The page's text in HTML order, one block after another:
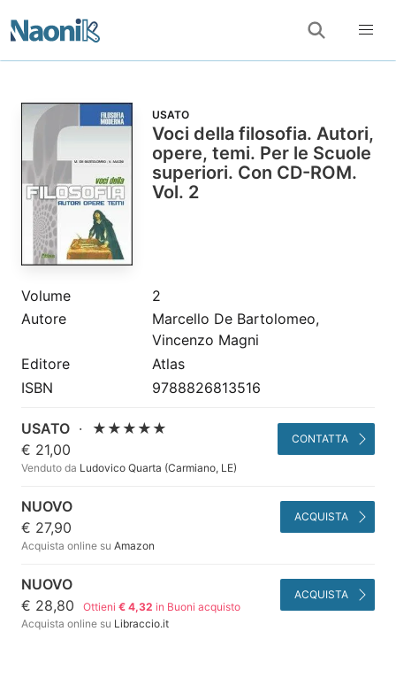
USATO
Voci della filosofia. Autori,
opere, temi. Per le Scuole
superiori. Con CD-ROM.
Vol. 2
Volume
2
Autore
Marcello De Bartolomeo,
Vincenzo Magni
Editore
Atlas
ISBN
9788826813516
USATO ·
★★★★★
€ 21,00
Venduto da Ludovico Quarta (Carmiano, LE)
CONTATTA
NUOVO
€ 27,90
Acquista online su Amazon
ACQUISTA
NUOVO
€ 28,80
Ottieni€ 4,32 in Buoni acquisto
Acquista online su Libraccio.it
ACQUISTA